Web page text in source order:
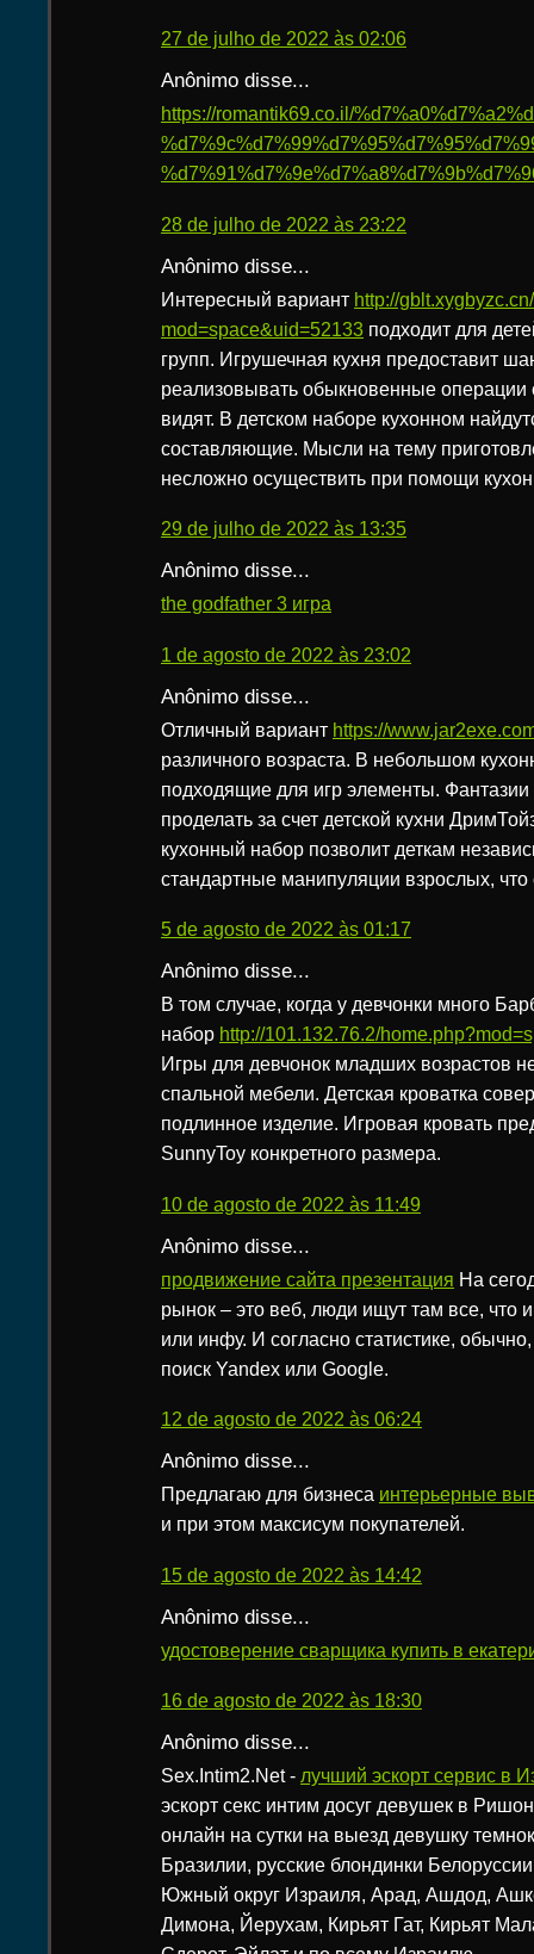
27 de julho de 2022 às 02:06
Anônimo disse...
https://romantik69.co.il/
28 de julho de 2022 às 23:22
Anônimo disse...
Интересный вариант http://
mod=space&uid=52133 подходит для
групп. Игрушечная кухня предоставит
реализовывать обыкновенные операции
видят. В детском наборе кухонном
составляющие. Мысли на тему
несложно осуществить при помощи
29 de julho de 2022 às 13:35
Anônimo disse...
the godfather 3 игра
1 de agosto de 2022 às 23:02
Anônimo disse...
Отличный вариант https://
различного возраста. В небольшом
подходящие для игр элементы.
проделать за счет детской кухни
кухонный набор позволит деткам
стандартные манипуляции взрослых,
5 de agosto de 2022 às 01:17
Anônimo disse...
В том случае, когда у девчонки много
набор http://101.132.76.2/
Игры для девчонок младших возрастов
спальной мебели. Детская кроватка
подлинное изделие. Игровая кровать
SunnyToy конкретного размера.
10 de agosto de 2022 às 11:49
Anônimo disse...
продвижение сайта презентация На
рынок – это веб, люди ищут там все, что
или инфу. И согласно статистике,
поиск Yandex или Google.
12 de agosto de 2022 às 06:24
Anônimo disse...
Предлагаю для бизнеса интерьерные
и при этом максисум покупателей.
15 de agosto de 2022 às 14:42
Anônimo disse...
удостоверение сварщика купить в
16 de agosto de 2022 às 18:30
Anônimo disse...
Sex.Intim2.Net - лучший эскорт сервис в
эскорт секс интим досуг девушек в
онлайн на сутки на выезд девушку
Бразилии, русские блондинки
Южный округ Израиля, Арад, Ашдод,
Димона, Йерухам, Кирьят Гат, Кирьят